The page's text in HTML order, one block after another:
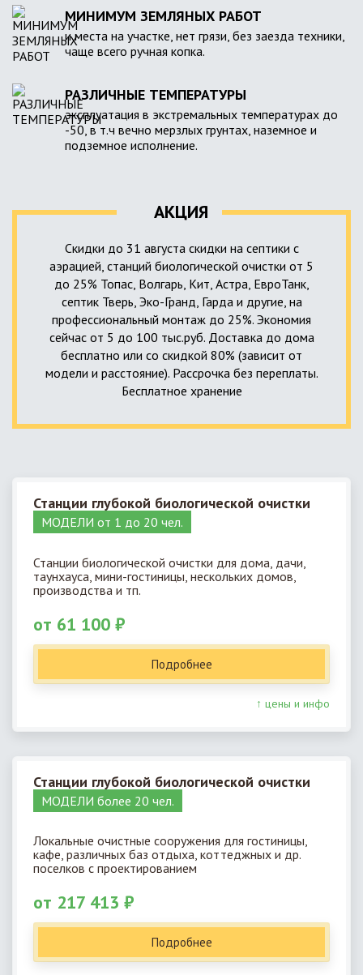
МИНИМУМ ЗЕМЛЯНЫХ РАБОТ
и места на участке, нет грязи, без заезда техники,
чаще всего ручная копка.
РАЗЛИЧНЫЕ ТЕМПЕРАТУРЫ
эксплуатация в экстремальных температурах до
-50, в т.ч вечно мерзлых грунтах, наземное и
подземное исполнение.
АКЦИЯ
Скидки до 31 августа скидки на септики с
аэрацией, станций биологической очистки от 5
до 25% Топас, Волгарь, Кит, Астра, ЕвроТанк,
септик Тверь, Эко-Гранд, Гарда и другие, на
профессиональный монтаж до 25%. Экономия
сейчас от 5 до 100 тыс.руб. Доставка до дома
бесплатно или со скидкой 80% (зависит от
модели и расстояние). Рассрочка без переплаты.
Бесплатное хранение
Станции глубокой биологической очистки
МОДЕЛИ от 1 до 20 чел.
Станции биологической очистки для дома, дачи,
таунхауса, мини-гостиницы, нескольких домов,
производства и тп.
от 61 100 ₽
Подробнее
↑ цены и инфо
Станции глубокой биологической очистки
МОДЕЛИ более 20 чел.
Локальные очистные сооружения для гостиницы,
кафе, различных баз отдыха, коттеджных и др.
поселков с проектированием
от 217 413 ₽
Подробнее